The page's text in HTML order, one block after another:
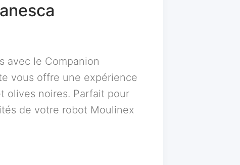
avec le Companion
vous offre une expérience
olives noires. Parfait pour
de votre robot Moulinex